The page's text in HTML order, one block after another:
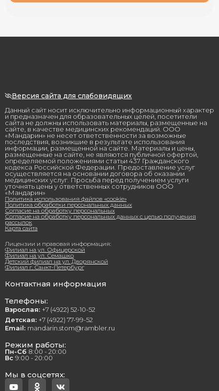
Данный сайт носит исключительно информационный характер
и предназначен для образовательных целей, посетители
сайта не должны использовать материалы, размещенные на
сайте, в качестве медицинских рекомендаций. ООО
«Мандарин» не несет ответственности за возможные
последствия, возникшие в результате использования
информации, размещенной на сайте. Материалы и цены,
размещенные на сайте, не являются публичной офертой,
определяемой положениями статьи 437 Гражданского
кодекса Российской Федерации. Предоставление услуг
осуществляется на основании договора об оказании
медицинских услуг. Просьба перед получением услуги
уточнять цены у ответственных сотрудников ООО
«Мандарин»
Политика использования файлов «cookie»
Политика обработки персональных данных
Согласие на обработку персональных
Согласие на обработку персональных данных с целью получения
рассылок
Карта сайта
Лицензии и правовая информация:
Филиал на ул. Офицерской
Филиал на ул. Семашко
Детский филиал на ул. Дворянской
Филиал г. Санкт-Петербург
Версия сайта для слабовидящих
Контактная информация
Телефоны:
Взрослая: +7 (4922) 52-10-52
Детская: +7 (4922) 77-99-52
Email: mandarin.stom@rambler.ru
Режим работы:
Пн-Сб 8:00 - 20:00
Вс 9:00 - 20:00
Мы в соцсетях: